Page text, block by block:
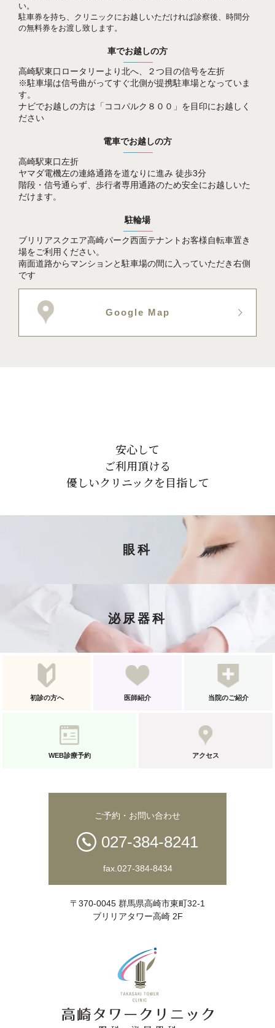
い。
駐車券を持ち、クリニックにお越しいただければ診察後、時間分
の無料券をお渡し致します。
車でお越しの方
高崎駅東口ロータリーより北へ、２つ目の信号を左折
※駐車場は信号曲がってすぐ北側が提携駐車場となっていま
す。
ナビでお越しの方は「ココパルク８００」を目印にお越しく
ださい
電車でお越しの方
高崎駅東口左折
ヤマダ電機左の連絡通路を道なりに進み 徒歩3分
階段・信号通らず、歩行者専用通路のため安全にお越しいた
だけます。
駐輪場
ブリリアスクエア高崎パーク西面テナントお客様自転車置き
場をご利用ください。
南面道路からマンションと駐車場の間に入っていただき右側
です
Google Map
安心して
ご利用頂ける
優しいクリニックを目指して
眼科
泌尿器科
初診の方へ 医師紹介 当院のご紹介
WEB診療予約 アクセス
ご予約・お問い合わせ
027-384-8241
fax.027-384-8434
〒370-0045 群馬県高崎市東町32-1
ブリリアタワー高崎 2F